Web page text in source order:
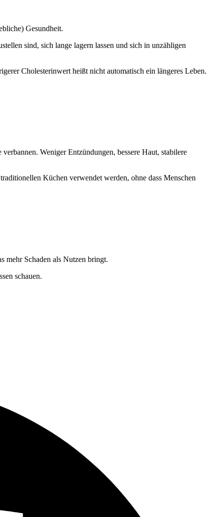
Gesundheit.
sind, sich lange lagern lassen und sich in unzähligen
Cholesterinwert heißt nicht automatisch ein längeres Leben.
Weniger Entzündungen, bessere Haut, stabilere
Küchen verwendet werden, ohne dass Menschen
mehr Schaden als Nutzen bringt.
schauen.